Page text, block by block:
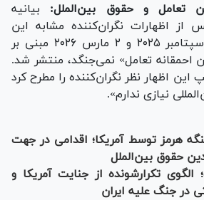
تعامل و حقوق بین‌الملل: بیانیه
از اظهارات نگران‌کننده مشابه این
وزیر، از جمله در ۲۵ سپتامبر ۲۰۲۵ و ۲ مارس ۲۰۲۶ مبنی بر
احمقانه تعامل» نمی‌جنگد، منتشر شد.
۲۰۲۶، ترامپ این اظهار نظر نگران‌کننده را مطرح کرد
نیازی ندارم».
هرمز توسط آمریکا؛ اقدامی در جهت
حقوق بین‌الملل
الگوی تکرارشونده از جنایت آمریکا و
در جنگ علیه ایران